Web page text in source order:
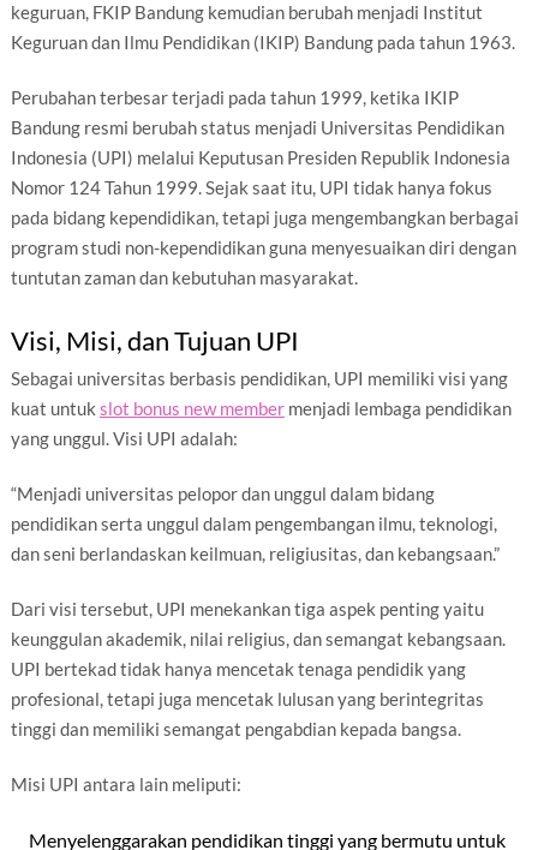
keguruan, FKIP Bandung kemudian berubah menjadi Institut
Keguruan dan Ilmu Pendidikan (IKIP) Bandung pada tahun 1963.
Perubahan terbesar terjadi pada tahun 1999, ketika IKIP
Bandung resmi berubah status menjadi Universitas Pendidikan
Indonesia (UPI) melalui Keputusan Presiden Republik Indonesia
Nomor 124 Tahun 1999. Sejak saat itu, UPI tidak hanya fokus
pada bidang kependidikan, tetapi juga mengembangkan berbagai
program studi non-kependidikan guna menyesuaikan diri dengan
tuntutan zaman dan kebutuhan masyarakat.
Visi, Misi, dan Tujuan UPI
Sebagai universitas berbasis pendidikan, UPI memiliki visi yang
kuat untuk slot bonus new membermenjadi lembaga pendidikan
yang unggul. Visi UPI adalah:
“Menjadi universitas pelopor dan unggul dalam bidang
pendidikan serta unggul dalam pengembangan ilmu, teknologi,
dan seni berlandaskan keilmuan, religiusitas, dan kebangsaan.”
Dari visi tersebut, UPI menekankan tiga aspek penting yaitu
keunggulan akademik, nilai religius, dan semangat kebangsaan.
UPI bertekad tidak hanya mencetak tenaga pendidik yang
profesional, tetapi juga mencetak lulusan yang berintegritas
tinggi dan memiliki semangat pengabdian kepada bangsa.
Misi UPI antara lain meliputi:
Menyelenggarakan pendidikan tinggi yang bermutu untuk